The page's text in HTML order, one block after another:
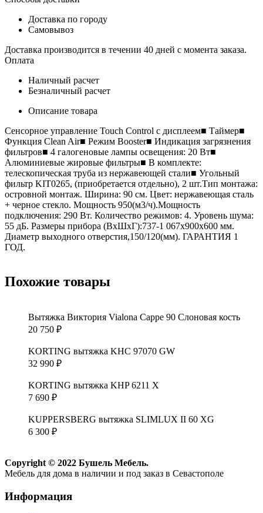
Доставка по городу
Самовывоз
Доставка производится в течении 40 дней с момента заказа.
Оплата
Наличный расчет
Безналичный расчет
Описание товара
Сенсорное управление Touch Control с дисплеем■ Таймер■
Функция Clean Air■ Режим Booster■ Индикация загрязнения
фильтров■ 4 галогеновые лампы освещения: 20 Вт■
Алюминиевые жировые фильтры■ В комплекте:
телескопическая труба из нержавеющей стали■ Угольный
фильтр KIT0265, (приобретается отдельно), 2 шт.Тип монтажа:
островной монтаж. Ширина: 90 см. Цвет: нержавеющая сталь
+ черное стекло. Мощность 950(м3/ч).Мощность
подключения: 290 Вт. Количество режимов: 4. Уровень шума:
55 дБ. Размеры прибора (ВхШхГ):737-1 067x900x600 мм.
Диаметр выходного отверстия,150/120(мм). ГАРАНТИЯ 1
ГОД.
Похожие товары
Вытяжка Виктория Vialona Cappe 90 Слоновая кость
20 750 ₽
KORTING вытяжка KHC 97070 GW
32 990 ₽
KORTING вытяжка KHP 6211 X
7 690 ₽
KUPPERSBERG вытяжка SLIMLUX II 60 XG
6 300 ₽
Copyright © 2022 Бушель Мебель.
Мебель для дома в наличии и под заказ в Севастополе
Информация